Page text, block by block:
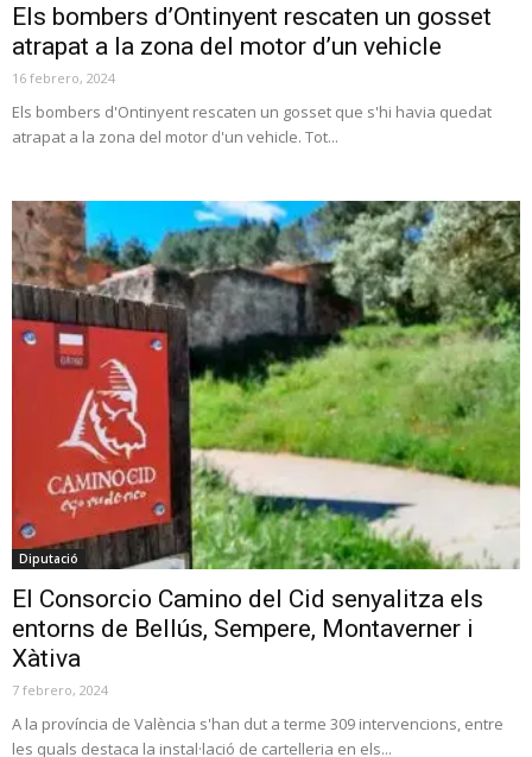
Els bombers d’Ontinyent rescaten un gosset
atrapat a la zona del motor d’un vehicle
16 febrero, 2024
Els bombers d'Ontinyent rescaten un gosset que s'hi havia quedat
atrapat a la zona del motor d'un vehicle. Tot...
Diputació
El Consorcio Camino del Cid senyalitza els
entorns de Bellús, Sempere, Montaverner i
Xàtiva
7 febrero, 2024
A la província de València s'han dut a terme 309 intervencions, entre
les quals destaca la instal·lació de cartelleria en els...